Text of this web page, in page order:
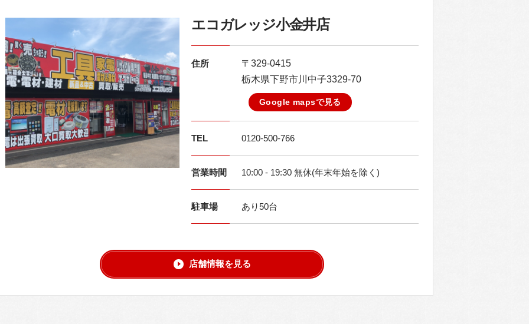
エコガレッジ小金井店
住所
〒329-0415
栃木県下野市川中子3329-70
Google mapsで見る
TEL 0120-500-766
営業時間 10:00 - 19:30 無休(年末年始を除く)
駐車場 あり50台
店舗情報を見る